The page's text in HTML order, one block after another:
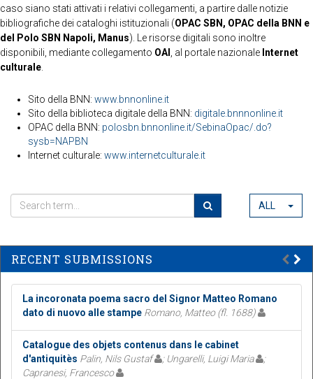
caso siano stati attivati i relativi collegamenti, a partire dalle notizie
bibliografiche dei cataloghi istituzionali (OPAC SBN, OPAC della BNN e
del Polo SBN Napoli, Manus). Le risorse digitali sono inoltre
disponibili, mediante collegamento OAI , al portale nazionale Internet
culturale
Sito della BNN: www.bnnonline.it
Sito della biblioteca digitale della BNN: digitale.bnnnonline.it
OPAC della BNN: polosbn.bnnonline.it/SebinaOpac/.do?
sysb=NAPBN
Internet culturale: www.internetculturale.it
ALL
RECENT SUBMISSIONS
La incoronata poema sacro del Signor Matteo Romano
dato di nuovo alle stampe Romano, Matteo (fl. 1688)
Catalogue des objets contenus dans le cabinet
d'antiquitès Palin, Nils Gustaf ; Ungarelli, Luigi Maria
;
Capranesi, Francesco